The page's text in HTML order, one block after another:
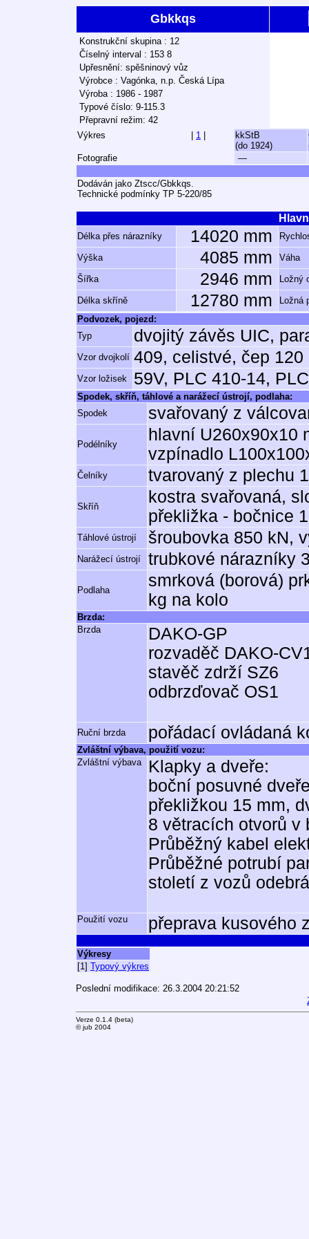
Gbkkqs
Konstrukční skupina : 12
Číselný interval : 153 8
Upřesnění: spěšninový vůz
Výrobce : Vagónka, n.p. Česká Lípa
Výroba : 1986 - 1987
Typové číslo: 9-115.3
Přepravní režim: 42
Výkres
1
kkStB
(do 1924)
Fotografie
—
Dodáván jako Ztscc/Gbkkqs.
Technické podmínky TP 5-220/85
Délka přes nárazníky 14020 mm
Výška 4085 mm Váha
Šířka 2946 mm Ložný
Délka skříně 12780 mm
Ložná
Podvozek, pojezd:
Typ
dvojitý závěs UIC,
Vzor dvojkolí 409, celistvé, čep
Vzor ložisek 59V, PLC 410-14,
Spodek, skříň, táhlové a narážecí ústrojí, podlaha:
Spodek
svařovaný z
Podélníky
hlavní U260x90x10
vzpínadlo
Čelníky tvarovaný z plechu
Skříň
kostra svařovaná,
překližka - bočnice
Táhlové ústrojí šroubovka 850 kN,
Narážecí ústrojí trubkové nárazníky
Podlaha
smrková (borová)
kg na kolo
Brzda:
Brzda
DAKO-GP
rozvaděč DAKO-
stavěč zdrží SZ6
odbrzďovač OS1
Ruční brzda pořádací ovládaná
Zvláštní výbava, použití vozu:
Zvláštní výbava
Klapky a dveře:
boční posuvné
překližkou 15 mm,
8 větracích otvorů v
Průběžný kabel
Průběžné potrubí
století z vozů
Použití vozu přeprava kusového
Výkresy
[1] Typový výkres
Poslední modifikace: 26.3.2004 20:21:52
Verze 0.1.4 (beta)
© jub 2004